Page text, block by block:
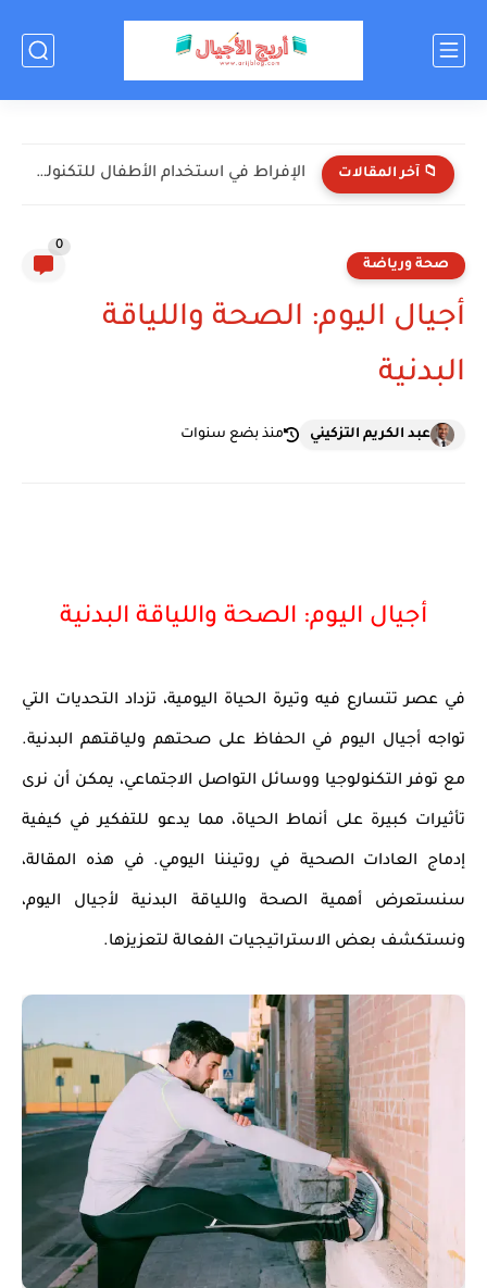
📁 آخر المقالات اختبر معلوماتك عن كرة القدم! (أسئلة ممتعة للأطفال)
صحة ورياضة
0
أجيال اليوم: الصحة واللياقة
البدنية
عبد الكريم التزكيني منذ بضع سنوات
أجيال اليوم: الصحة واللياقة البدنية
في عصر تتسارع فيه وتيرة الحياة اليومية، تزداد التحديات التي
تواجه أجيال اليوم في الحفاظ على صحتهم ولياقتهم البدنية.
مع توفر التكنولوجيا ووسائل التواصل الاجتماعي، يمكن أن نرى
تأثيرات كبيرة على أنماط الحياة، مما يدعو للتفكير في كيفية
إدماج العادات الصحية في روتيننا اليومي. في هذه المقالة،
سنستعرض أهمية الصحة واللياقة البدنية لأجيال اليوم،
ونستكشف بعض الاستراتيجيات الفعالة لتعزيزها.